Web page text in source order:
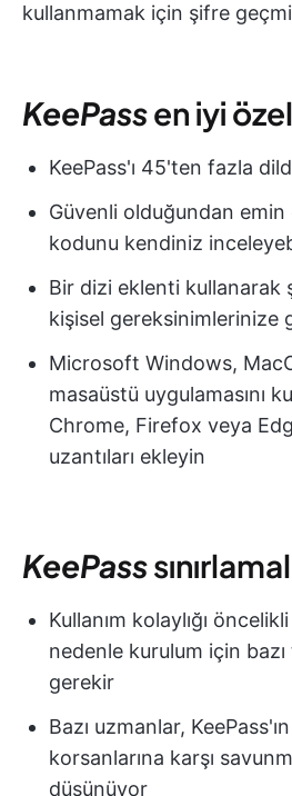
kullanmamak için şifre
KeePassen iyi
KeePass'ı 45'ten fazla
Güvenli olduğundan
kodunu kendiniz
Bir dizi eklenti kullanarak
kişisel gereksinimlerinize
Microsoft Windows,
masaüstü uygulamasını
Chrome, Firefox veya
uzantıları ekleyin
KeePass
Kullanım kolaylığı
nedenle kurulum için
gerekir
Bazı uzmanlar,
korsanlarına karşı
düşünüyor